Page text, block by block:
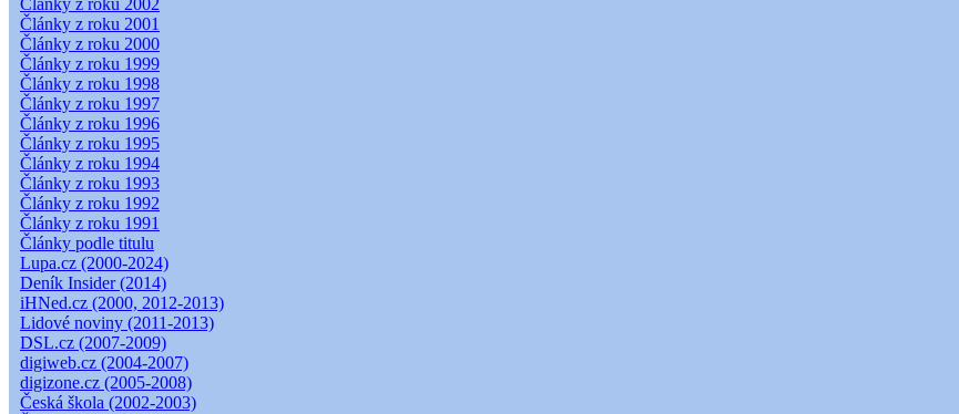
Články z roku 2002
Články z roku 2001
Články z roku 2000
Články z roku 1999
Články z roku 1998
Články z roku 1997
Články z roku 1996
Články z roku 1995
Články z roku 1994
Články z roku 1993
Články z roku 1992
Články z roku 1991
Články podle titulu
Lupa.cz (2000-2024)
Deník Insider (2014)
iHNed.cz (2000, 2012-2013)
Lidové noviny (2011-2013)
DSL.cz (2007-2009)
digiweb.cz (2004-2007)
digizone.cz (2005-2008)
Česká škola (2002-2003)